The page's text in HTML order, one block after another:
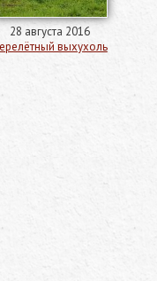
28 августа 2016
выхухоль